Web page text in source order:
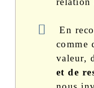
En
comme
valeur,
et de